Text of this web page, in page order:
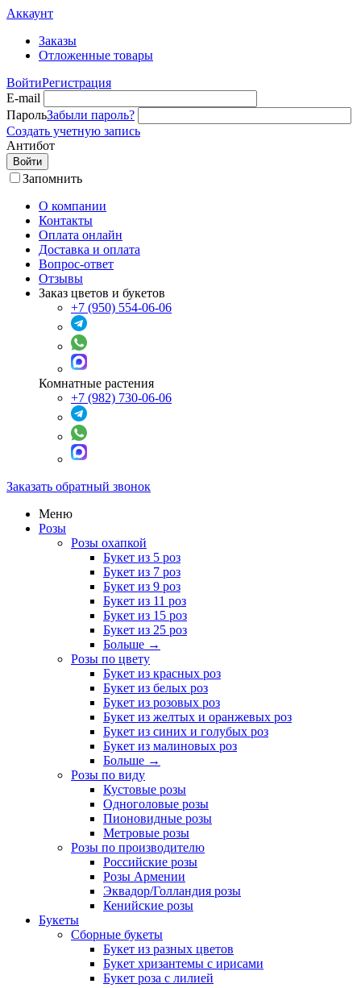
Аккаунт
Заказы
Отложенные товары
ВойтиРегистрация
E-mail
ПарольЗабыли пароль?
Создать учетную запись
Антибот
Войти
Запомнить
О компании
Контакты
Оплата онлайн
Доставка и оплата
Вопрос-ответ
Отзывы
Заказ цветов и букетов
+7 (950) 554-06-06
Комнатные растения
+7 (982) 730-06-06
Заказать обратный звонок
Меню
Розы
Розы охапкой
Букет из 5 роз
Букет из 7 роз
Букет из 9 роз
Букет из 11 роз
Букет из 15 роз
Букет из 25 роз
Больше →
Розы по цвету
Букет из красных роз
Букет из белых роз
Букет из розовых роз
Букет из желтых и оранжевых роз
Букет из синих и голубых роз
Букет из малиновых роз
Больше →
Розы по виду
Кустовые розы
Одноголовые розы
Пионовидные розы
Метровые розы
Розы по производителю
Российские розы
Розы Армении
Эквадор/Голландия розы
Кенийские розы
Букеты
Сборные букеты
Букет из разных цветов
Букет хризантемы с ирисами
Букет роза с лилией